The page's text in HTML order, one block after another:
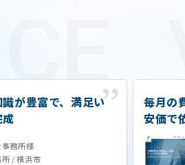
が豊富で、満足い
務所様
/ 横浜市
毎月の
安価で